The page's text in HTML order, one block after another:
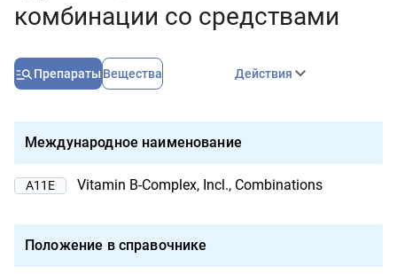
комбинации со средствами
Препараты Вещества Действия
Международное наименование
A11E Vitamin B-Complex, Incl., Combinations
Положение в справочнике